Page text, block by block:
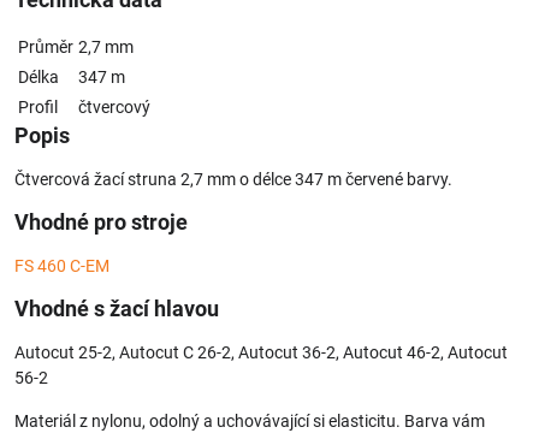
Průměr 2,7 mm
Délka
347 m
Profil
čtvercový
Popis
Čtvercová žací struna 2,7 mm o délce 347 m červené barvy.
Vhodné pro stroje
FS 460 C-EM
Vhodné s žací hlavou
Autocut 25-2, Autocut C 26-2, Autocut 36-2, Autocut 46-2, Autocut
56-2
Materiál z nylonu, odolný a uchovávající si elasticitu. Barva vám